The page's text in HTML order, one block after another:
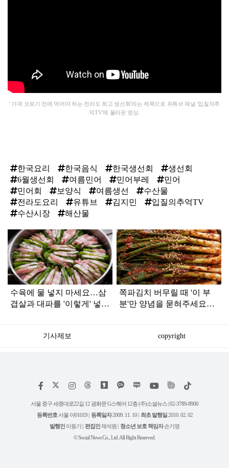
' 가격 오르기 전에 먹어야 하는 전라도 최고 생선회'라는 제목으로 유튜브 채널 '입질의추
억TV'에 올라온 영상.
한국요리 한국음식 한국생선회
생선회
6월생선회
여름민어 민어부레
민어
민어회
보양식 여름생선
수산물
전라도요리
유튜브 김지민
입질의추억TV
수산시장
해산물
탑
라
인
수육에 물 넣지 마세요…삼
겹살과 대파를 '이렇게' 넣으
쪽파김치 버무릴 때 '이 부
분'만 양념을 묻혀주세요…
기사제보 copyright
페
스
인
타
램
위
트
유
튜
틱
서울 중구 세종대로22길 12 광화문 G스퀘어 12층 (주)소셜뉴스 | 02-3789-8900
등록번호서울 아01019 | 등록일자2009. 11. 10 | 최초 발행일 2010. 02. 02
발행인 이동기 | 편집인채석원 | 청소년 보호 책임자손기영
© Social News Co., Ltd. All Right Reserved.